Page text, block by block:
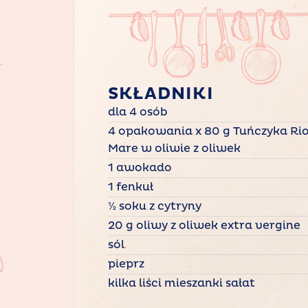
SKŁADNIKI
dla 4 osób
4 opakowania x 80 g Tuńczyka
Mare w oliwie z oliwek
1 awokado
1 fenkuł
½ soku z cytryny
20 g oliwy z oliwek extra vergine
sól
pieprz
kilka liści mieszanki sałat